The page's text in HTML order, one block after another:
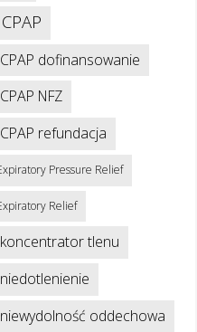
CPAP
CPAP dofinansowanie
CPAP NFZ
CPAP refundacja
Pressure Relief
Relief
koncentrator tlenu
niedotlenienie
niewydolność oddechowa